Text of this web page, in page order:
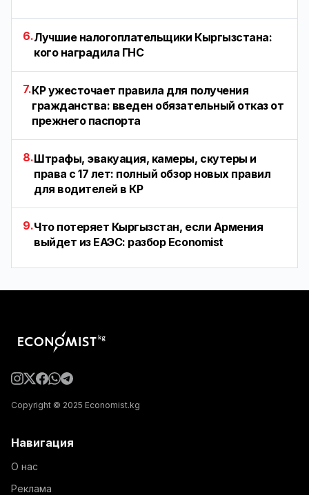
6.Лучшие налогоплательщики Кыргызстана:
кого наградила ГНС
7.КР ужесточает правила для получения
гражданства: введен обязательный отказ от
прежнего паспорта
8.Штрафы, эвакуация, камеры, скутеры и
права с 17 лет: полный обзор новых правил
для водителей в КР
9.Что потеряет Кыргызстан, если Армения
выйдет из ЕАЭС: разбор Economist
Copyright © 2025 Economist.kg
Навигация
О нас
Реклама